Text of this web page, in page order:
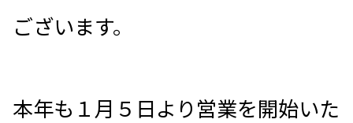
ございます。
本年も１月５日より営業を開始いた